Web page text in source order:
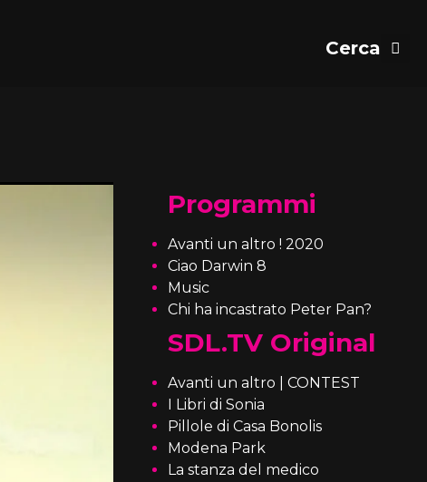
Programmi
Avanti un altro ! 2020
Ciao Darwin 8
Music
Chi ha incastrato Peter Pan?
SDL.TV Original
Avanti un altro | CONTEST
I Libri di Sonia
Pillole di Casa Bonolis
Modena Park
La stanza del medico